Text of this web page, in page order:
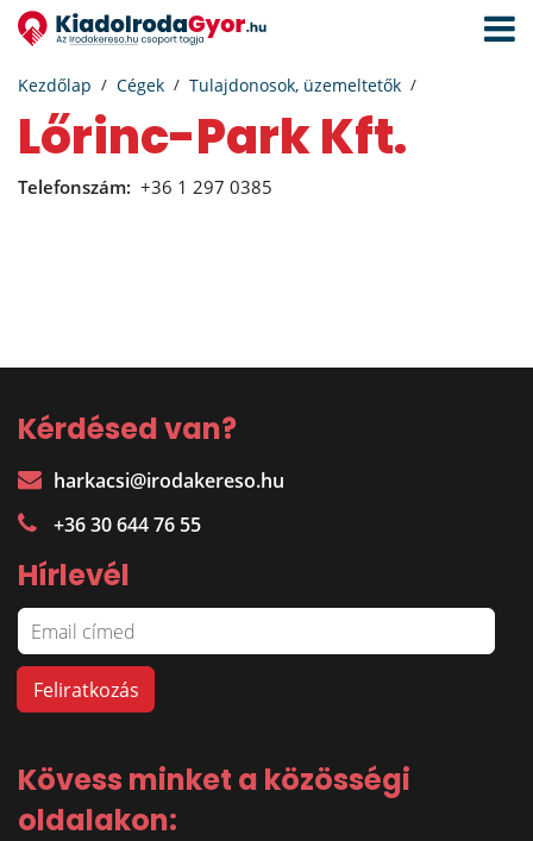
Kezdőlap Cégek Tulajdonosok, üzemeltetők
Lőrinc-Park Kft.
Telefonszám: +36 1 297 0385
Kérdésed van?
harkacsi@irodakereso.hu
+36 30 644 76 55
Hírlevél
Kövess minket a közösségi
oldalakon: